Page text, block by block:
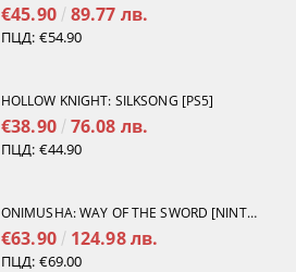
€45.90 89.77 лв.
ПЦД: €54.90
HOLLOW KNIGHT: SILKSONG [PS5]
€38.90 76.08 лв.
ПЦД: €44.90
ONIMUSHA: WAY OF THE SWORD [NINTENDO SWITCH 2]
€63.90 124.98 лв.
ПЦД: €69.00